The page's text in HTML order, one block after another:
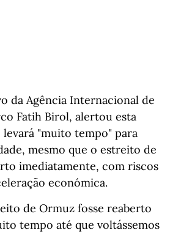
da Agência Internacional de
Fatih Birol, alertou esta
"muito tempo" para
mesmo que o estreito de
imediatamente, com riscos
económica.
de Ormuz fosse reaberto
tempo até que voltássemos